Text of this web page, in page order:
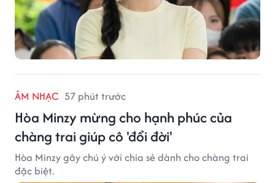
ÂM NHẠC 57 phút trước
Hòa Minzy mừng cho hạnh phúc của
chàng trai giúp cô 'đổi đời'
Hòa Minzy gây chú ý với chia sẻ dành cho chàng trai
đặc biệt.